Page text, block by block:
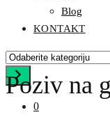
Blog
KONTAKT
Odaberite
kategoriju
0
Poziv na